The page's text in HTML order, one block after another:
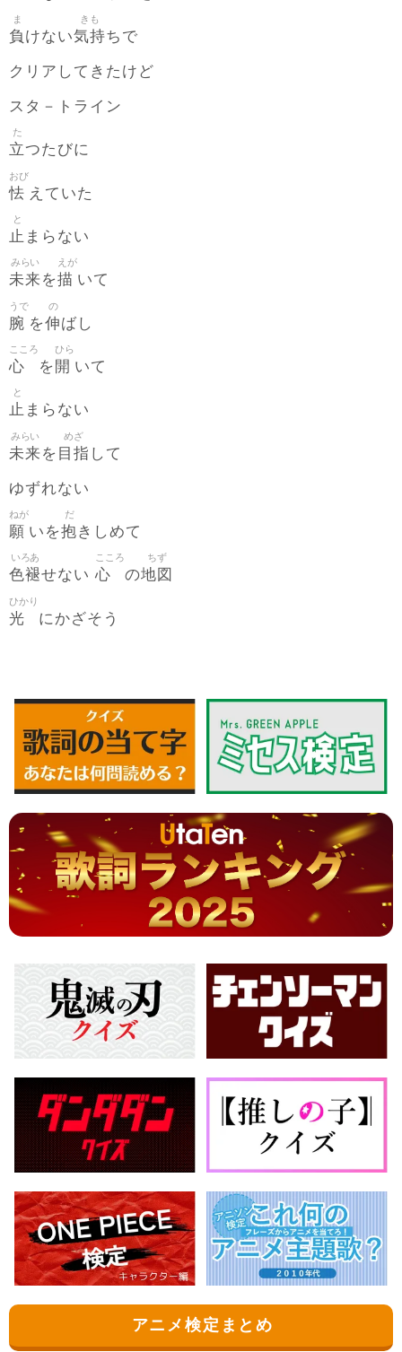
負
ま
けない気持
きも
ちで
クリアしてきたけど
スタ－トライン
立
た
つたびに
怯
おび
えていた
止
と
まらない
未来
みらい
を描
えが
いて
腕
うで
を伸
の
ばし
心
こころ
を 開
ひら
いて
止
と
まらない
未来
みらい
を 目指
めざ
して
ゆずれない
願
ねが
いを抱
だ
きしめて
色褪
いろあ
せない 心
こころ
の地図
ちず
光
ひかり
にかざそう
アニメ検定まとめ